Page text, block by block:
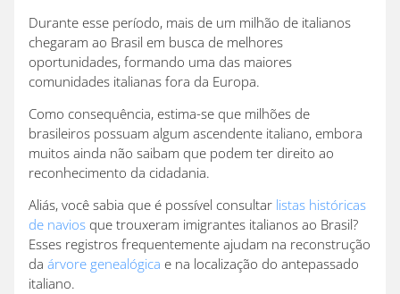
Durante esse período, mais de um milhão de italianos
chegaram ao Brasil em busca de melhores
oportunidades, formando uma das maiores
comunidades italianas fora da Europa.
Como consequência, estima-se que milhões de
brasileiros possuam algum ascendente italiano, embora
muitos ainda não saibam que podem ter direito ao
reconhecimento da cidadania.
Aliás, você sabia que é possível consultar listas históricas
de navios que trouxeram imigrantes italianos ao Brasil?
Esses registros frequentemente ajudam na reconstrução
da árvore genealógica e na localização do antepassado
italiano.